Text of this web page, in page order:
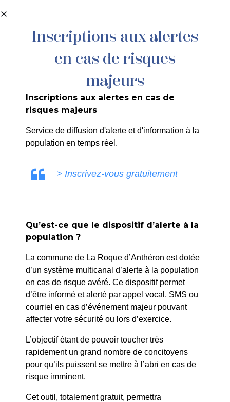
principal
Inscriptions aux alertes
en cas de risques
majeurs
Inscriptions aux alertes en cas de
risques majeurs
Service de diffusion d'alerte et d'information à la
population en temps réel.
> Inscrivez-vous gratuitement
Qu’est-ce que le dispositif d’alerte à la
population ?
La commune de La Roque d’Anthéron est dotée
d’un système multicanal d’alerte à la population
en cas de risque avéré. Ce dispositif permet
d’être informé et alerté par appel vocal, SMS ou
courriel en cas d’événement majeur pouvant
affecter votre sécurité ou lors d’exercice.
L’objectif étant de pouvoir toucher très
rapidement un grand nombre de concitoyens
pour qu’ils puissent se mettre à l’abri en cas de
risque imminent.
Cet outil, totalement gratuit, permettra